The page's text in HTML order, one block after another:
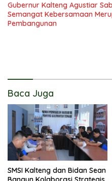
Gubernur Kalteng Agustiar
Semangat Kebersamaan
Pembangunan
Baca Juga
SMSI Kalteng dan Bidan Sean